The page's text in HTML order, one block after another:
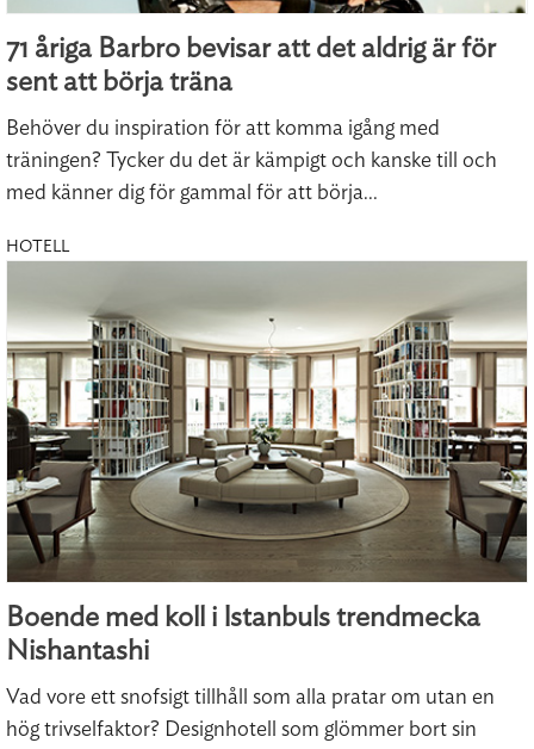
71 åriga Barbro bevisar att det aldrig är för
sent att börja träna
Behöver du inspiration för att komma igång med
träningen? Tycker du det är kämpigt och kanske till och
med känner dig för gammal för att börja...
HOTELL
Boende med koll i Istanbuls trendmecka
Nishantashi
Vad vore ett snofsigt tillhåll som alla pratar om utan en
hög trivselfaktor? Designhotell som glömmer bort sin